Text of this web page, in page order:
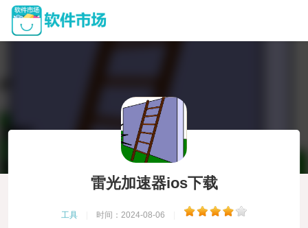
雷光加速器ios下载
工具 时间：2024-08-06